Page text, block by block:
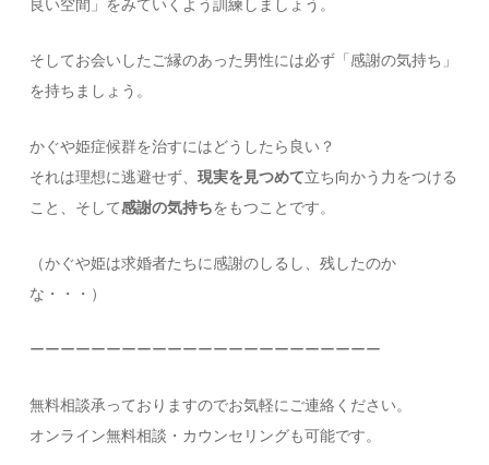
良い空間」をみていくよう訓練しましょう。
そしてお会いしたご縁のあった男性には必ず「感謝の気持ち」
を持ちましょう。
かぐや姫症候群を治すにはどうしたら良い？
それは理想に逃避せず、現実を見つめて立ち向かう力をつける
こと、そして感謝の気持ちをもつことです。
（かぐや姫は求婚者たちに感謝のしるし、残したのか
な・・・）
ーーーーーーーーーーーーーーーーーーーーーーー
無料相談承っておりますのでお気軽にご連絡ください。
オンライン無料相談・カウンセリングも可能です。